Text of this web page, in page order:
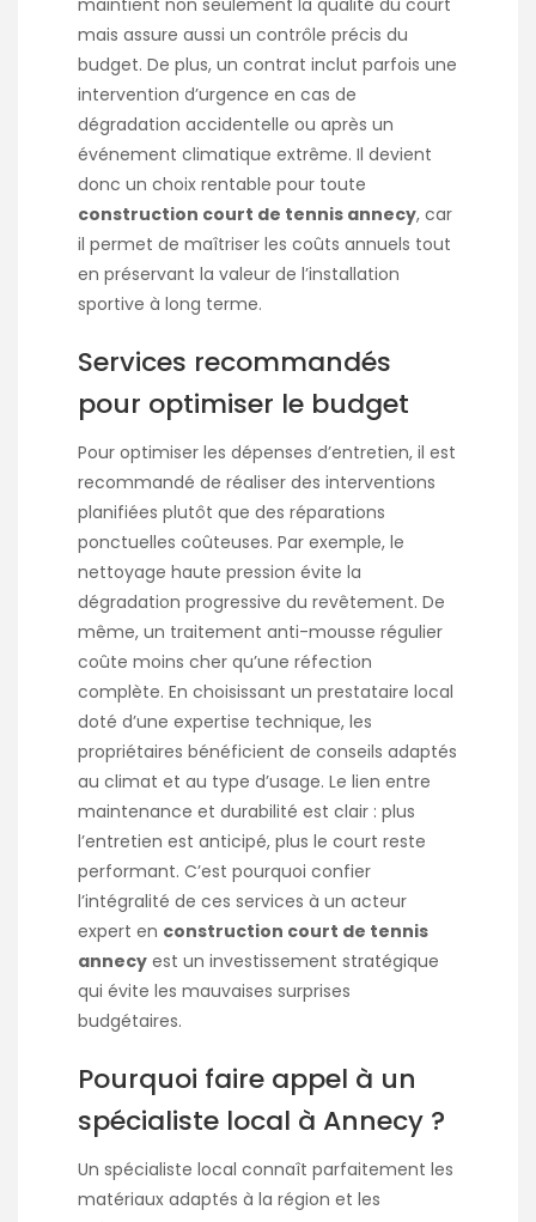
maintient non seulement la qualité du court
mais assure aussi un contrôle précis du
budget. De plus, un contrat inclut parfois une
intervention d’urgence en cas de
dégradation accidentelle ou après un
événement climatique extrême. Il devient
donc un choix rentable pour toute
construction court de tennis annecy, car
il permet de maîtriser les coûts annuels tout
en préservant la valeur de l’installation
sportive à long terme.
Services recommandés
pour optimiser le budget
Pour optimiser les dépenses d’entretien, il est
recommandé de réaliser des interventions
planifiées plutôt que des réparations
ponctuelles coûteuses. Par exemple, le
nettoyage haute pression évite la
dégradation progressive du revêtement. De
même, un traitement anti-mousse régulier
coûte moins cher qu’une réfection
complète. En choisissant un prestataire local
doté d’une expertise technique, les
propriétaires bénéficient de conseils adaptés
au climat et au type d’usage. Le lien entre
maintenance et durabilité est clair : plus
l’entretien est anticipé, plus le court reste
performant. C’est pourquoi confier
l’intégralité de ces services à un acteur
expert en construction court de tennis
annecy est un investissement stratégique
qui évite les mauvaises surprises
budgétaires.
Pourquoi faire appel à un
spécialiste local à Annecy ?
Un spécialiste local connaît parfaitement les
matériaux adaptés à la région et les